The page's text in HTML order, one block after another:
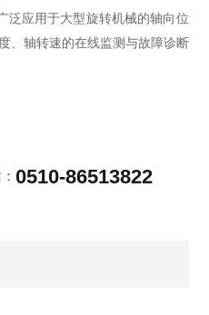
、轴转速的在线监测与故障诊断
0510-86513822